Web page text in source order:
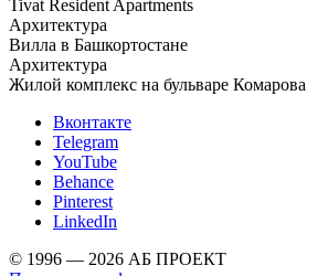
Tivat Resident Apartments
Архитектура
Вилла в Башкортостане
Архитектура
Жилой комплекс на бульваре Комарова
Вконтакте
Telegram
YouTube
Behance
Pinterest
LinkedIn
© 1996 — 2026 АБ ПРОЕКТ